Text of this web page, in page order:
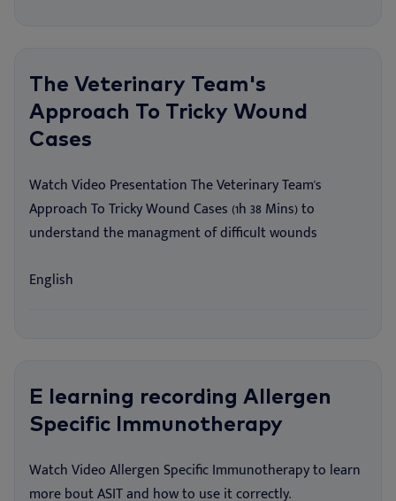
The Veterinary Team's
Approach To Tricky Wound
Cases
Watch Video Presentation The Veterinary Team's
Approach To Tricky Wound Cases (1h 38 Mins) to
understand the managment of difficult wounds
English
E learning recording Allergen
Specific Immunotherapy
Watch Video Allergen Specific Immunotherapy to learn
more bout ASIT and how to use it correctly.